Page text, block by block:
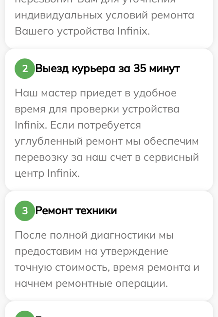
индивидуальных условий ремонта
Вашего устройства Infinix.
2
Выезд курьера за 35 минут
Наш мастер приедет в удобное
время для проверки устройства
Infinix. Если потребуется
углубленный ремонт мы обеспечим
перевозку за наш счет в сервисный
центр Infinix.
3
Ремонт техники
После полной диагностики мы
предоставим на утверждение
точную стоимость, время ремонта и
начнем ремонтные операции.